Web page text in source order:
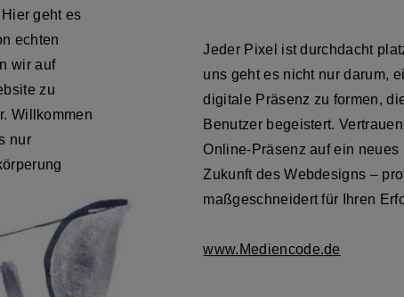
geht es
echten
wir auf
zu
Willkommen
nur
Jeder Pixel ist durchdacht
uns geht es nicht nur darum,
digitale Präsenz zu formen,
Benutzer begeistert.
Online-Präsenz auf ein
Zukunft des Webdesigns –
maßgeschneidert für Ihren
www.Mediencode.de